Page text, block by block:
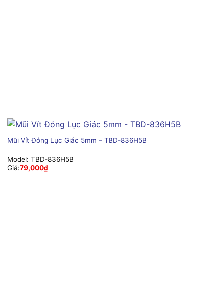
Mũi Vít Đóng Lục Giác 5mm – TBD-836H5B
Model: TBD-836H5B
Giá:79,000₫